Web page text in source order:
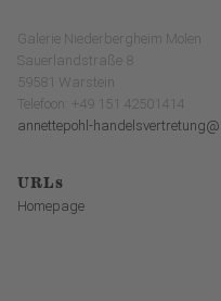
Galerie Niederbergheim Molen
Sauerlandstraße 8
59581 Warstein
Telefoon: +49 151 42501414
annettepohl-
URLs
Homepage